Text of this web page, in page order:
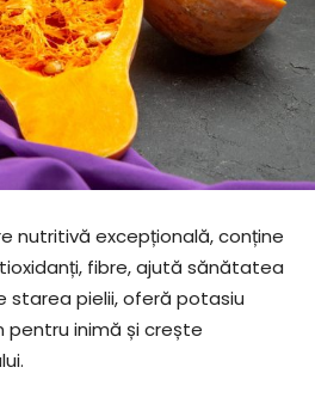
nutritivă excepțională, conține
fibre, ajută sănătatea
starea pielii, oferă potasiu
pentru inimă și crește